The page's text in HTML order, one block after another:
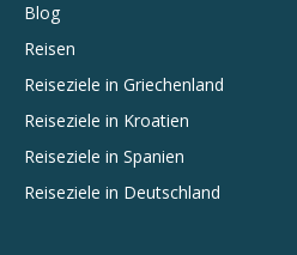
Blog
Reisen
Reiseziele in Griechenland
Reiseziele in Kroatien
Reiseziele in Spanien
Reiseziele in Deutschland